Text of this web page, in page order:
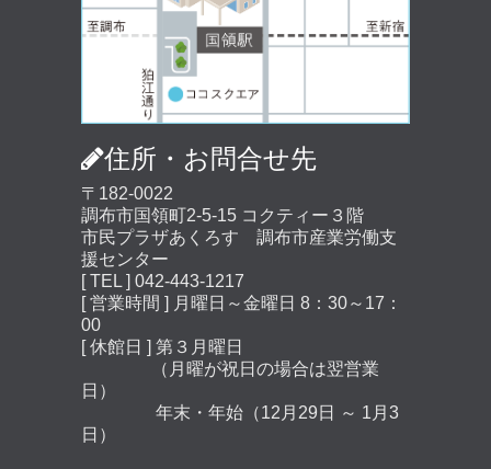
住所・お問合せ先
〒182-0022
調布市国領町2-5-15 コクティー３階
市民プラザあくろす 調布市産業労働支
援センター
[ TEL ] 042-443-1217
[ 営業時間 ] 月曜日～金曜日 8：30～17：
00
[ 休館日 ] 第３月曜日
（月曜が祝日の場合は翌営業
日）
年末・年始（12月29日 ～ 1月3
日）